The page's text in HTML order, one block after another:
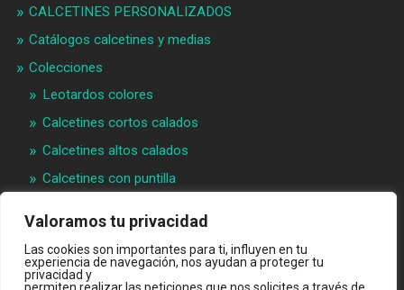
Valoramos tu privacidad
Las cookies son importantes para ti, influyen en tu
experiencia de navegación, nos ayudan a proteger tu
privacidad y
CALCETINES PERSONALIZADOS
Catálogos calcetines y medias
Colecciones
Leotardos colores
Calcetines cortos calados
Calcetines altos calados
Calcetines con puntilla
Materias primeras
Videos